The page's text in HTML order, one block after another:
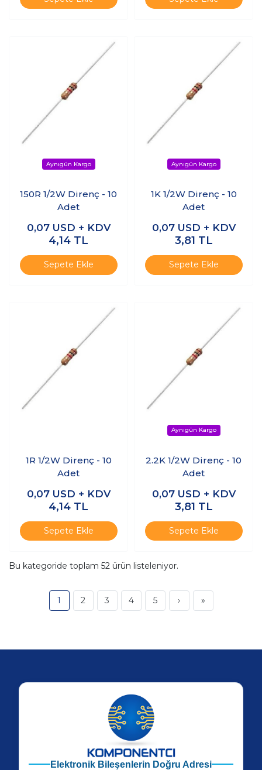
150R 1/2W Direnç - 10
Adet
0,07 USD + KDV
4,14 TL
Sepete Ekle
1K 1/2W Direnç - 10
Adet
0,07 USD + KDV
3,81 TL
Sepete Ekle
1R 1/2W Direnç - 10
Adet
0,07 USD + KDV
4,14 TL
Sepete Ekle
2.2K 1/2W Direnç - 10
Adet
0,07 USD + KDV
3,81 TL
Sepete Ekle
Bu kategoride toplam 52 ürün listeleniyor.
1 2 3 4 5 › »
Elektronik Bileşenlerin Doğru Adresi